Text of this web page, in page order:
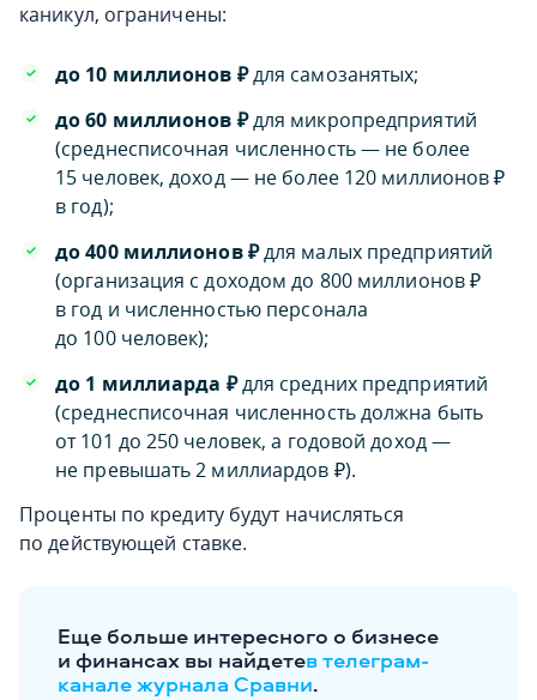
каникул, ограничены:
до 10 миллионов ₽для самозанятых;
до 60 миллионов ₽для микропредприятий
(среднесписочная численность — не более
15 человек, доход — не более 120 миллионов ₽
в год);
до 400 миллионов₽для малых предприятий
(организация с доходом до 800 миллионов ₽
в год и численностью персонала
до 100 человек);
до 1 миллиарда ₽для средних предприятий
(среднесписочная численность должна быть
от 101 до 250 человек, а годовой доход —
не превышать 2 миллиардов ₽).
Проценты по кредиту будут начисляться
по действующей ставке.
Еще больше интересного о бизнесе
и финансах вы найдетев телеграм-
канале журнала Сравни.